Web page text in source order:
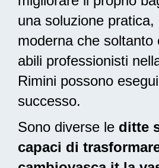
una soluzione pratica,
modernache soltanto
abili professionisti
Rimini possono
successo.
Sono diverse le ditte
capaci di